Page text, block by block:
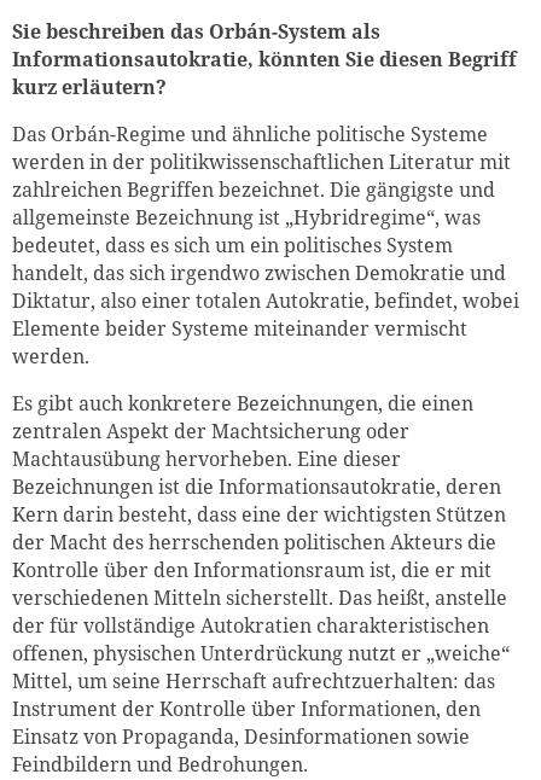
Sie beschreiben das Orbán-System als
Informationsautokratie, könnten Sie diesen Begriff
kurz erläutern?
Das Orbán-Regime und ähnliche politische Systeme
werden in der politikwissenschaftlichen Literatur mit
zahlreichen Begriffen bezeichnet. Die gängigste und
allgemeinste Bezeichnung ist „Hybridregime“, was
bedeutet, dass es sich um ein politisches System
handelt, das sich irgendwo zwischen Demokratie und
Diktatur, also einer totalen Autokratie, befindet, wobei
Elemente beider Systeme miteinander vermischt
werden.
Es gibt auch konkretere Bezeichnungen, die einen
zentralen Aspekt der Machtsicherung oder
Machtausübung hervorheben. Eine dieser
Bezeichnungen ist die Informationsautokratie, deren
Kern darin besteht, dass eine der wichtigsten Stützen
der Macht des herrschenden politischen Akteurs die
Kontrolle über den Informationsraum ist, die er mit
verschiedenen Mitteln sicherstellt. Das heißt, anstelle
der für vollständige Autokratien charakteristischen
offenen, physischen Unterdrückung nutzt er „weiche“
Mittel, um seine Herrschaft aufrechtzuerhalten: das
Instrument der Kontrolle über Informationen, den
Einsatz von Propaganda, Desinformationen sowie
Feindbildern und Bedrohungen.